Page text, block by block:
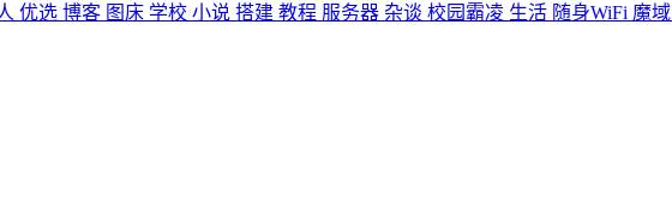
优选 博客 图床 学校 小说 搭建 教程 服务器 杂谈 校园霸凌 生活 随身WiFi 魔域